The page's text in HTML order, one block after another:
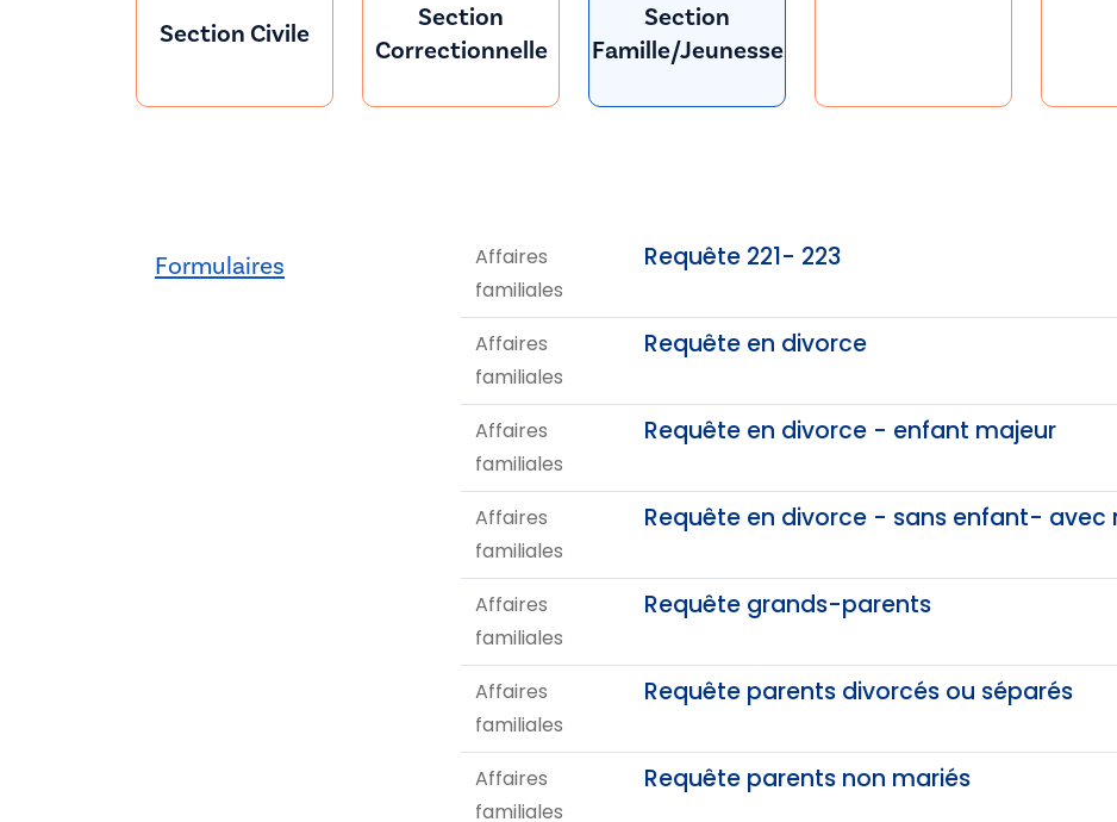
Section Civile
Section
Correctionnelle
Section
Famille/Jeunesse
Formulaires
Affaires
familiales
Requête 221- 223
Affaires
familiales
Requête en divorce
Affaires
familiales
Requête en divorce - enfant majeur
Affaires
familiales
Requête en divorce - sans enfant- avec
Affaires
familiales
Requête grands-parents
Affaires
familiales
Requête parents divorcés ou séparés
Affaires
familiales
Requête parents non mariés